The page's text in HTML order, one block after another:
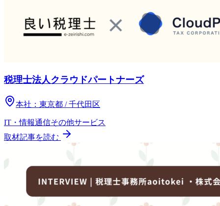
税理士法人クラウドパートナーズ
本社： 東京都 / 千代田区
IT・情報通信その他サービス
取材記事を読む